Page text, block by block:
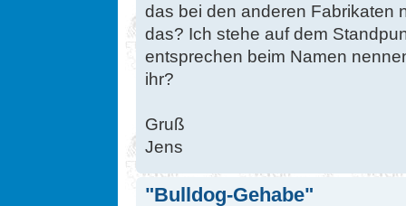
das bei den anderen Fabrikaten
das? Ich stehe auf dem
entsprechen beim Namen
ihr?
Gruß
Jens
"Bulldog-Gehabe"